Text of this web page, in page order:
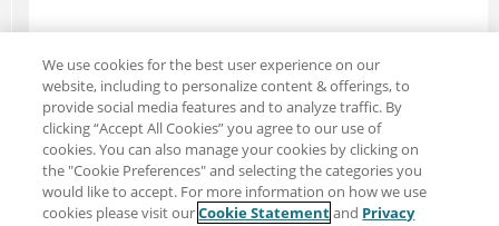
We use cookies for the best user experience on our
website, including to personalize content & offerings, to
provide social media features and to analyze traffic. By
clicking “Accept All Cookies” you agree to our use of
cookies. You can also manage your cookies by clicking on
the "Cookie Preferences" and selecting the categories you
would like to accept. For more information on how we use
cookies please visit ourCookie Statementand Privacy